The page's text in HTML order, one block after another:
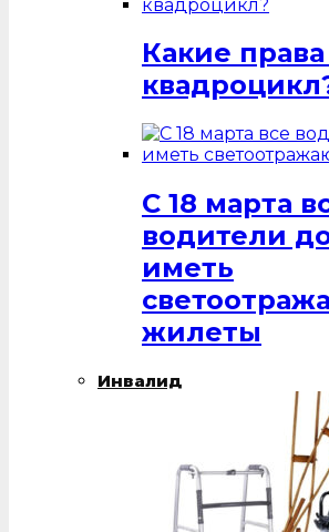
Какие
С 18 марта
водители
иметь
жилеты
Инвалид